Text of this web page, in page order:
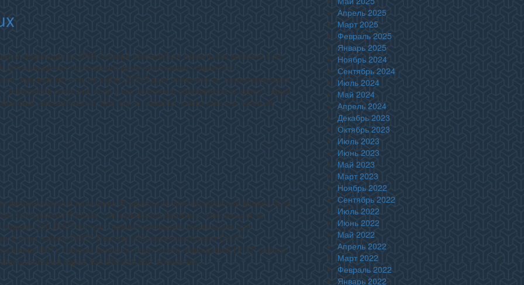
информации на DNS-сервере обновляться в реальном времени и по
назначения постоянного доменного имени устройству с
руководство есть на сайте. DDNS дает возможность, автоматического
в ситуации, если у вас постоянно обновляется ip адрес (серый
как статическй. Или нужно, каждого нового клиента, который
получение IP-адреса, но для его пулчения должен быть
Configuration Protocol. Так называется протокол, отвечающий за
OSI. DHCP получил новую прикладную реализацию для
Схема работы DHCP. Discover (Обнаружение)Клиент DHCP
INIT). Первым делом он ищет в сети подходящий DHCP-сервер,
адрес 255.255.255.255. В качестве…
Апрель 2025
Март 2025
Февраль 2025
Январь 2025
Ноябрь 2024
Сентябрь 2024
Июль 2024
Май 2024
Апрель 2024
Декабрь 2023
Октябрь 2023
Июль 2023
Июнь 2023
Май 2023
Март 2023
Ноябрь 2022
Сентябрь 2022
Июль 2022
Июнь 2022
Май 2022
Апрель 2022
Март 2022
Февраль 2022
Январь 2022